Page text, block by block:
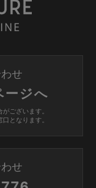
せ
ージへ
ございます。
となります。
せ